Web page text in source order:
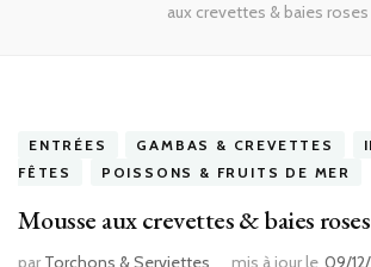
aux crevettes & baies roses
ENTRÉES GAMBAS & CREVETTES
FÊTES
POISSONS & FRUITS DE MER
Mousse aux crevettes & baies roses
par Torchons & Serviettes mis à jour le 09/